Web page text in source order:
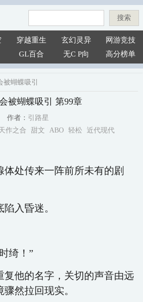
搜索
穿越重生 玄幻灵异
网游竞技
GL百合 无C P向 高分榜单
被蝴蝶吸引
被蝴蝶吸引 第99章
作者： 引路星
作之合 甜文 ABO 轻松 近代现代
体处传来一阵前所未有的剧
入昏迷。
绮！”
复他的名字，关切的声音由远
然拉回现实。